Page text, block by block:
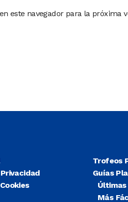
este navegador para la próxima
Trofeos
Guías
Últimas
Más